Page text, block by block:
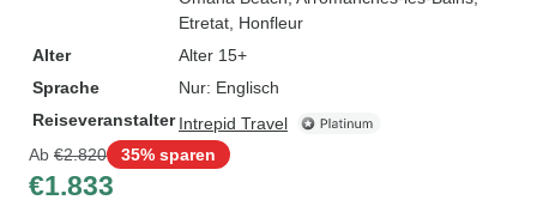
Etretat , Honfleur
Alter
Alter 15+
Sprache
Nur: Englisch
Reiseveranstalter Intrepid Travel
Ab €2.820 35% sparen
€1.833